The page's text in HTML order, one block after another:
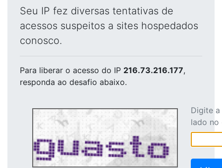
Seu IP fez diversas tentativas de
acessos suspeitos a sites hospedados
conosco.
Para liberar o acesso do IP 216.73.216.177,
responda ao desafio abaixo.
Digite
lado no